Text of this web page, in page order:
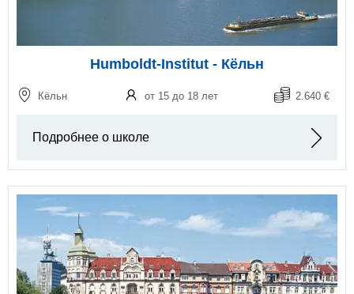
Humboldt-Institut - Кёльн
Кёльн от 15 до 18 лет 2.640 €
Подробнее о школе